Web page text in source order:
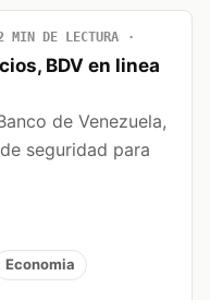
MIN DE LECTURA
BDV en linea
de Venezuela,
seguridad para
Economia